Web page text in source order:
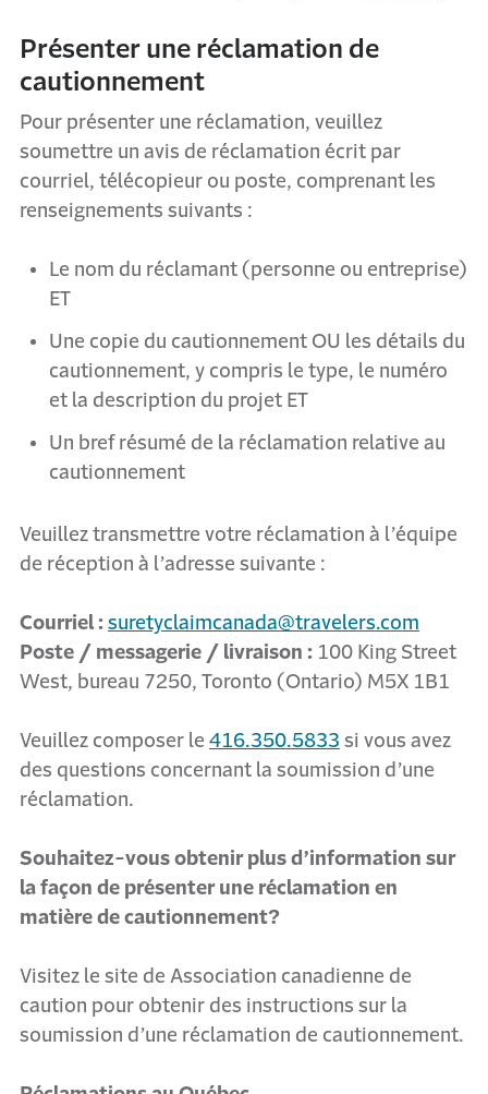
Présenter une réclamation de
cautionnement
Pour présenter une réclamation, veuillez
soumettre un avis de réclamation écrit par
courriel, télécopieur ou poste, comprenant les
renseignements suivants :
Le nom du réclamant (personne ou entreprise)
ET
Une copie du cautionnement OU les détails du
cautionnement, y compris le type, le numéro
et la description du projet ET
Un bref résumé de la réclamation relative au
cautionnement
Veuillez transmettre votre réclamation à l’équipe
de réception à l’adresse suivante :
Courriel : suretyclaimcanada@travelers.com
Poste / messagerie / livraison : 100 King Street
West, bureau 7250, Toronto (Ontario) M5X 1B1
Veuillez composer le 416.350.5833 si vous avez
des questions concernant la soumission d’une
réclamation.
Souhaitez-vous obtenir plus d’information sur
la façon de présenter une réclamation en
matière de cautionnement?
Visitez le site de Association canadienne de
caution pour obtenir des instructions sur la
soumission d’une réclamation de cautionnement.